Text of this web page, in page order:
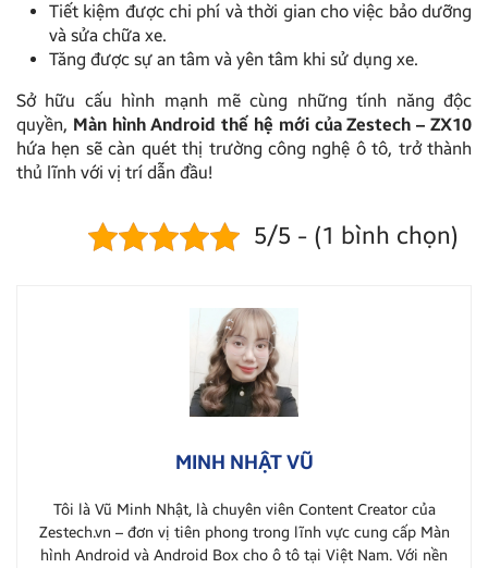
Tiết kiệm được chi phí và thời gian cho việc bảo dưỡng
và sửa chữa xe.
Tăng được sự an tâm và yên tâm khi sử dụng xe.
Sở hữu cấu hình mạnh mẽ cùng những tính năng độc
quyền, Màn hình Android thế hệ mới của Zestech – ZX10
hứa hẹn sẽ càn quét thị trường công nghệ ô tô, trở thành
thủ lĩnh với vị trí dẫn đầu!
5/5 - (1 bình chọn)
MINH NHẬT VŨ
Tôi là Vũ Minh Nhật, là chuyên viên Content Creator của
Zestech.vn – đơn vị tiên phong trong lĩnh vực cung cấp Màn
hình Android và Android Box cho ô tô tại Việt Nam. Với nền